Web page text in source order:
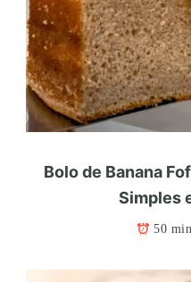
Bolo de Banana
Simples
50